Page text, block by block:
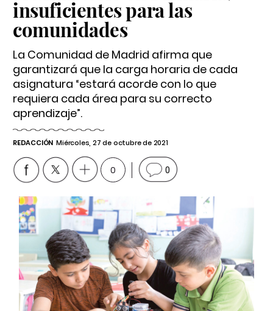
insuficientes para las
comunidades
La Comunidad de Madrid afirma que
garantizará que la carga horaria de cada
asignatura “estará acorde con lo que
requiera cada área para su correcto
aprendizaje”.
REDACCIÓN Miércoles, 27 de octubre de 2021
0 0